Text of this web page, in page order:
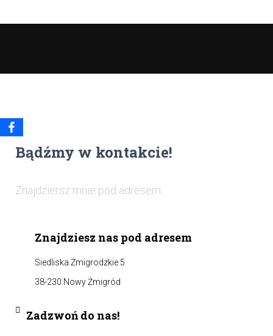
Bądźmy w kontakcie!
Znajdziersz mnie pod adresem:
Znajdziesz nas pod adresem
Siedliska Żmigrodzkie 5
38-230 Nowy Żmigród
Zadzwoń do nas!